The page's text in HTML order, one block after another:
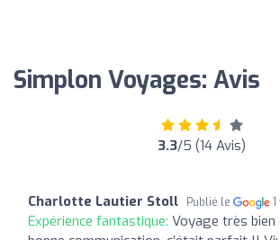
Simplon Voyages: Avis
3.3/5 (14 Avis)
Charlotte Lautier Stoll Publié le
Expérience fantastique: Voyage très bien